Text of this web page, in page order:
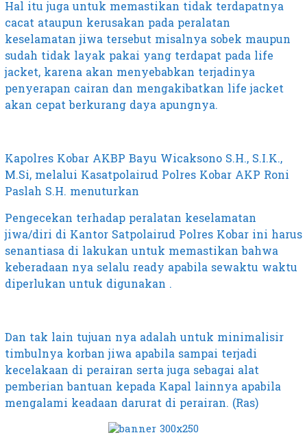
Hal itu juga untuk memastikan tidak terdapatnya
cacat ataupun kerusakan pada peralatan
keselamatan jiwa tersebut misalnya sobek maupun
sudah tidak layak pakai yang terdapat pada life
jacket, karena akan menyebabkan terjadinya
penyerapan cairan dan mengakibatkan life jacket
akan cepat berkurang daya apungnya.
Kapolres Kobar AKBP Bayu Wicaksono S.H., S.I.K.,
M.Si, melalui Kasatpolairud Polres Kobar AKP Roni
Paslah S.H. menuturkan
Pengecekan terhadap peralatan keselamatan
jiwa/diri di Kantor Satpolairud Polres Kobar ini harus
senantiasa di lakukan untuk memastikan bahwa
keberadaan nya selalu ready apabila sewaktu waktu
diperlukan untuk digunakan .
Dan tak lain tujuan nya adalah untuk minimalisir
timbulnya korban jiwa apabila sampai terjadi
kecelakaan di perairan serta juga sebagai alat
pemberian bantuan kepada Kapal lainnya apabila
mengalami keadaan darurat di perairan. (Ras)